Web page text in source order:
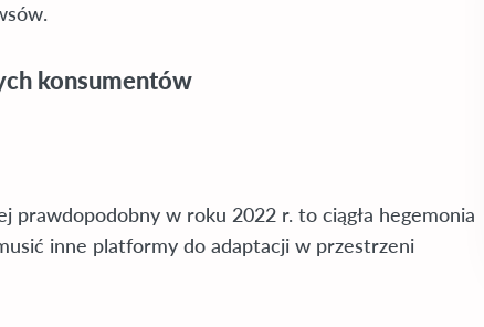
konsumentów
prawdopodobny w roku 2022 r. to ciągła hegemonia
inne platformy do adaptacji w przestrzeni